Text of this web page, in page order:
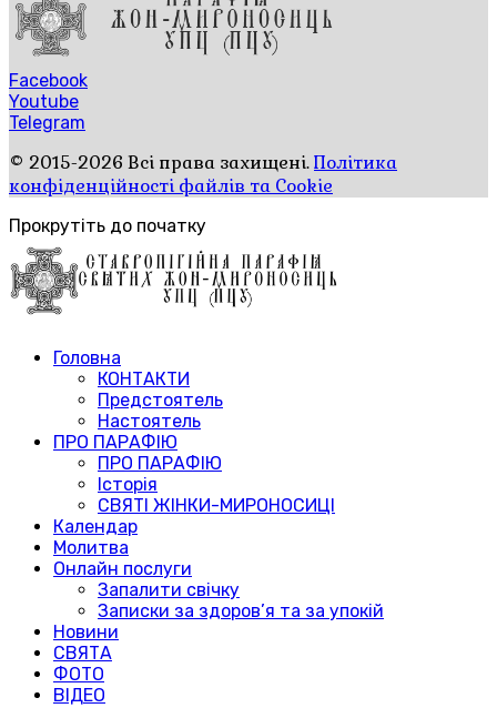
Facebook
Youtube
Telegram
© 2015-2026 Всі права захищені.Політика
конфіденційності файлів та Cookie
Прокрутіть до початку
Головна
КОНТАКТИ
Предстоятель
Настоятель
ПРО ПАРАФІЮ
ПРО ПАРАФІЮ
Історія
СВЯТІ ЖІНКИ-МИРОНОСИЦІ
Календар
Молитва
Онлайн послуги
Запалити свічку
Записки за здоров’я та за упокій
Новини
СВЯТА
ФОТО
ВІДЕО